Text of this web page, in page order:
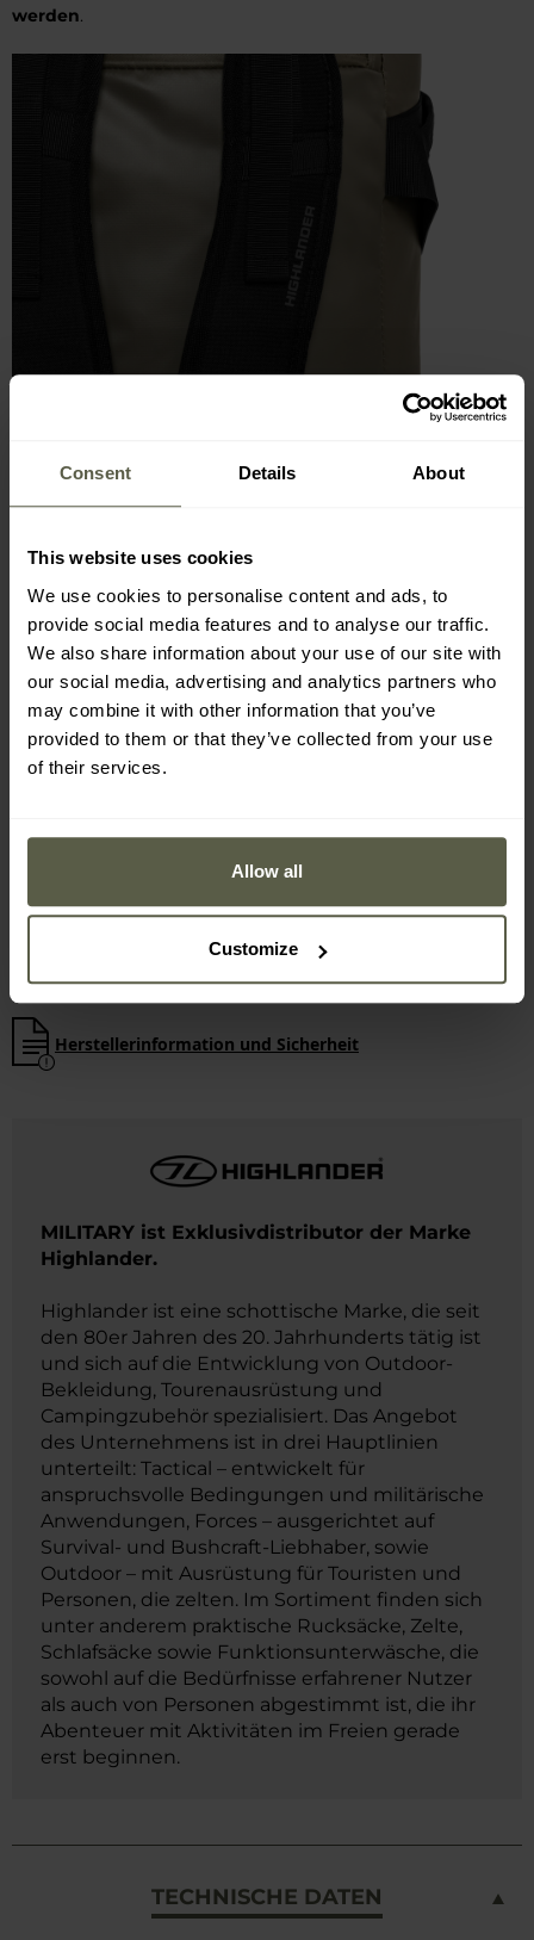
Consent Details About
This website uses cookies
We use cookies to personalise content and ads, to
provide social media features and to analyse our traffic.
We also share information about your use of our site with
our social media, advertising and analytics partners who
may combine it with other information that you’ve
provided to them or that they’ve collected from your use
of their services.
Allow all
Customize
werden.
DIE WICHTIGSTEN MERKMALE
Fassungsvermögen 45 Liter
2 Tragevarianten
Herstellerinformation und Sicherheit
MILITARY ist Exklusivdistributor der Marke
Highlander.
Highlander ist eine schottische Marke, die seit
den 80er Jahren des 20. Jahrhunderts tätig ist
und sich auf die Entwicklung von Outdoor-
Bekleidung, Tourenausrüstung und
Campingzubehör spezialisiert. Das Angebot
des Unternehmens ist in drei Hauptlinien
unterteilt: Tactical – entwickelt für
anspruchsvolle Bedingungen und militärische
Anwendungen, Forces – ausgerichtet auf
Survival- und Bushcraft-Liebhaber, sowie
Outdoor – mit Ausrüstung für Touristen und
Personen, die zelten. Im Sortiment finden sich
unter anderem praktische Rucksäcke, Zelte,
Schlafsäcke sowie Funktionsunterwäsche, die
sowohl auf die Bedürfnisse erfahrener Nutzer
als auch von Personen abgestimmt ist, die ihr
Abenteuer mit Aktivitäten im Freien gerade
erst beginnen.
TECHNISCHE DATEN